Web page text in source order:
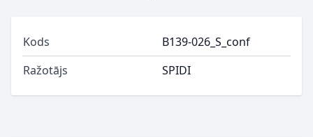
Kods
B139-026_S_conf
Ražotājs
SPIDI